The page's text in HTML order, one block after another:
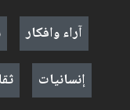
آراء وافكار
إنسانيات